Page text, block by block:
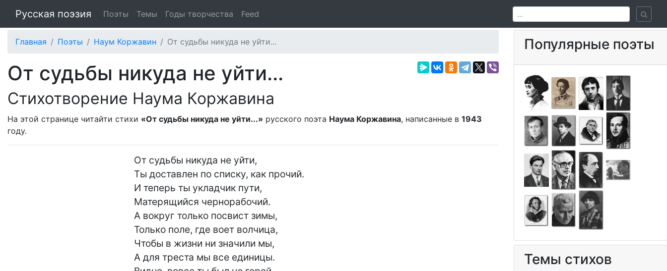
Русская поэзия Поэты Темы Годы творчества Feed
Главная Поэты Наум Коржавин От судьбы никуда не уйти...
От судьбы никуда не уйти...
Стихотворение Наума Коржавина
На этой странице читайти стихи «От судьбы никуда не уйти...» русского поэта Наума Коржавина, написанные в 1943
году.
От судьбы никуда не уйти,
Ты доставлен по списку, как прочий.
И теперь ты укладчик пути,
Матерящийся чернорабочий.
А вокруг только посвист зимы,
Только поле, где воет волчица,
Чтобы в жизни ни значили мы,
А для треста мы все единицы.
Популярные поэты
Темы стихов